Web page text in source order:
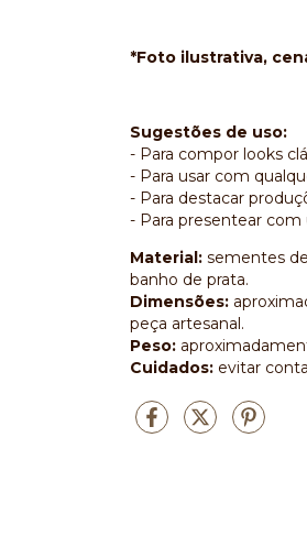
*Foto ilustrativa,
Sugestões de uso:
- Para compor looks
- Para usar com
- Para destacar
- Para presentear
Material: sementes
banho de prata.
Dimensões:
peça artesanal.
Peso:
Cuidados: evitar